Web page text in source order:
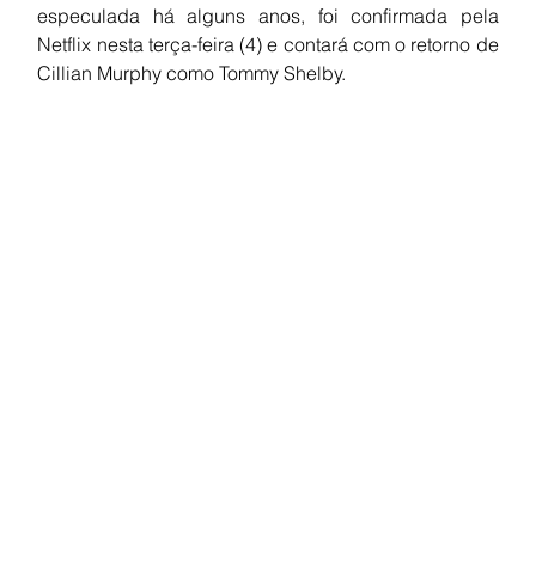
especulada há alguns anos, foi confirmada pela
Netflix nesta terça-feira (4) e contará com o retorno de
Cillian Murphy como Tommy Shelby.